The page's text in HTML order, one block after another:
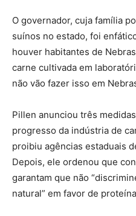
O governador, cuja família
suínos no estado, foi
houver habitantes de
carne cultivada em
não vão fazer isso em
Pillen anunciou três
progresso da indústria de
proibiu agências estaduais
Depois, ele ordenou que
garantam que não
natural” em favor de